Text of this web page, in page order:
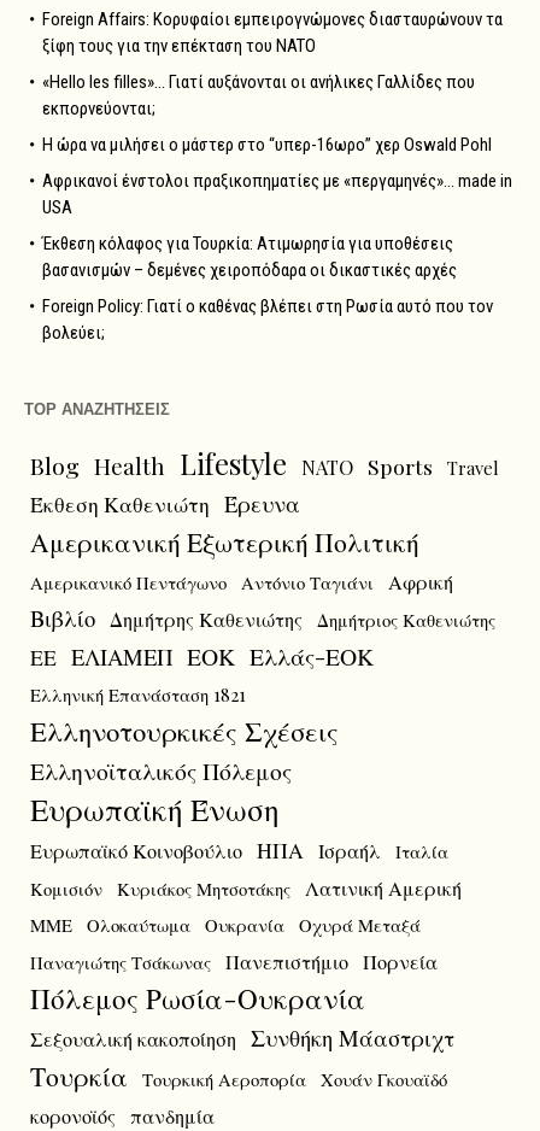
Foreign Affairs: Κορυφαίοι εμπειρογνώμονες διασταυρώνουν τα
ξίφη τους για την επέκταση του NATO
«Hello les filles»… Γιατί αυξάνονται οι ανήλικες Γαλλίδες που
εκπορνεύονται;
Η ώρα να μιλήσει ο μάστερ στο “υπερ-16ωρο” χερ Oswald Pohl
Αφρικανοί ένστολοι πραξικοπηματίες με «περγαμηνές»… made in
USA
Έκθεση κόλαφος για Τουρκία: Ατιμωρησία για υποθέσεις
βασανισμών – δεμένες χειροπόδαρα οι δικαστικές αρχές
Foreign Policy: Γιατί ο καθένας βλέπει στη Ρωσία αυτό που τον
βολεύει;
TOP ΑΝΑΖΗΤΗΣΕΙΣ
Blog Health Lifestyle NATO Sports Travel
Έκθεση Καθενιώτη Έρευνα
Αμερικανική Εξωτερική Πολιτική
Αμερικανικό Πεντάγωνο Αντόνιο Ταγιάνι Αφρική
Βιβλίο Δημήτρης Καθενιώτης Δημήτριος Καθενιώτης
ΕΕ ΕΛΙΑΜΕΠ ΕΟΚ Ελλάς-ΕΟΚ
Ελληνική Επανάσταση 1821
Ελληνοτουρκικές Σχέσεις
Ελληνοϊταλικός Πόλεμος
Ευρωπαϊκή Ένωση
Ευρωπαϊκό Κοινοβούλιο ΗΠΑ Ισραήλ
Ιταλία
Κομισιόν Κυριάκος Μητσοτάκης Λατινική Αμερική
ΜΜΕ Ολοκαύτωμα Ουκρανία Οχυρά Μεταξά
Παναγιώτης Τσάκωνας Πανεπιστήμιο Πορνεία
Πόλεμος Ρωσία-Ουκρανία
Σεξουαλική κακοποίηση Συνθήκη Μάαστριχτ
Τουρκία Τουρκική Αεροπορία Χουάν Γκουαϊδό
κορονοϊός πανδημία